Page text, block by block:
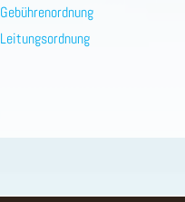
Gebührenordnung
Leitungsordnung